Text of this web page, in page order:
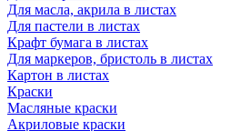
Для масла, акрила в листах
Для пастели в листах
Крафт бумага в листах
Для маркеров, бристоль в листах
Картон в листах
Краски
Масляные краски
Акриловые краски